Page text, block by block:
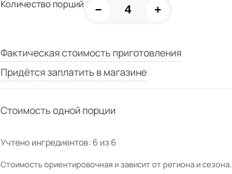
Количество порций − +
Фактическая стоимость приготовления
Придётся заплатить в магазине
Стоимость одной порции
Учтено ингредиентов: 6 из 6
Стоимость ориентировочная и зависит от региона и сезона.